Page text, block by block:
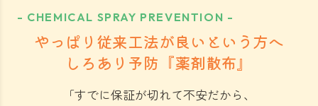
- CHEMICAL SPRAY PREVENTION -
やっぱり従来工法が良いという方へ
しろあり予防『薬剤散布』
「すでに保証が切れて不安だから、